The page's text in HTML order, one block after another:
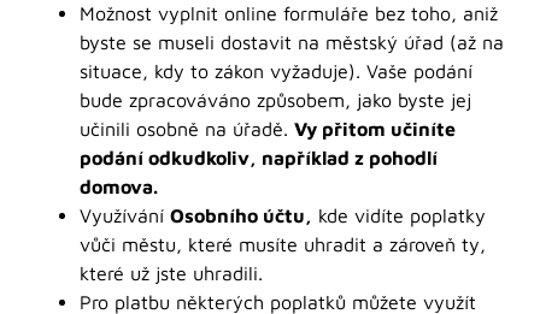
Možnost vyplnit online formuláře bez toho, aniž
byste se museli dostavit na městský úřad (až na
situace, kdy to zákon vyžaduje). Vaše podání
bude zpracováváno způsobem, jako byste jej
učinili osobně na úřadě. Vy přitom učiníte
podání odkudkoliv, například z pohodlí
domova.
Využívání Osobního účtu, kde vidíte poplatky
vůči městu, které musíte uhradit a zároveň ty,
které už jste uhradili.
Pro platbu některých poplatků můžete využít